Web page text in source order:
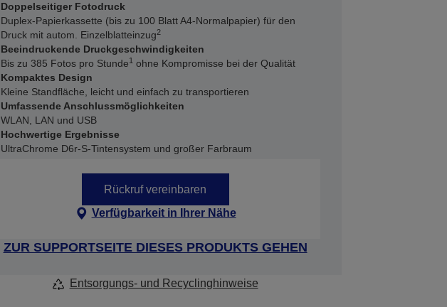
Doppelseitiger Fotodruck
Duplex-Papierkassette (bis zu 100 Blatt A4-Normalpapier) für den
Druck mit autom. Einzelblatteinzug2
Beeindruckende Druckgeschwindigkeiten
Bis zu 385 Fotos pro Stunde1 ohne Kompromisse bei der Qualität
Kompaktes Design
Kleine Standfläche, leicht und einfach zu transportieren
Umfassende Anschlussmöglichkeiten
WLAN, LAN und USB
Hochwertige Ergebnisse
UltraChrome D6r-S-Tintensystem und großer Farbraum
Rückruf vereinbaren
Verfügbarkeit in Ihrer Nähe
ZUR SUPPORTSEITE DIESES PRODUKTS GEHEN
Entsorgungs- und Recyclinghinweise